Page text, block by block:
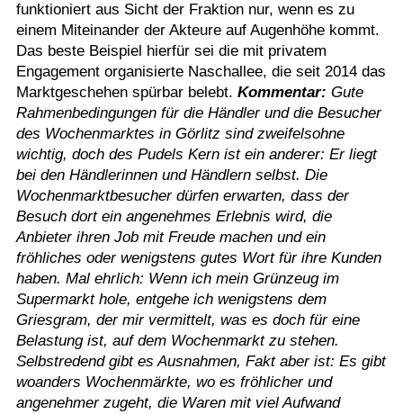
funktioniert aus Sicht der Fraktion nur, wenn es zu
einem Miteinander der Akteure auf Augenhöhe kommt.
Das beste Beispiel hierfür sei die mit privatem
Engagement organisierte Naschallee, die seit 2014 das
Marktgeschehen spürbar belebt. Kommentar: Gute
Rahmenbedingungen für die Händler und die Besucher
des Wochenmarktes in Görlitz sind zweifelsohne
wichtig, doch des Pudels Kern ist ein anderer: Er liegt
bei den Händlerinnen und Händlern selbst. Die
Wochenmarktbesucher dürfen erwarten, dass der
Besuch dort ein angenehmes Erlebnis wird, die
Anbieter ihren Job mit Freude machen und ein
fröhliches oder wenigstens gutes Wort für ihre Kunden
haben. Mal ehrlich: Wenn ich mein Grünzeug im
Supermarkt hole, entgehe ich wenigstens dem
Griesgram, der mir vermittelt, was es doch für eine
Belastung ist, auf dem Wochenmarkt zu stehen.
Selbstredend gibt es Ausnahmen, Fakt aber ist: Es gibt
woanders Wochenmärkte, wo es fröhlicher und
angenehmer zugeht, die Waren mit viel Aufwand